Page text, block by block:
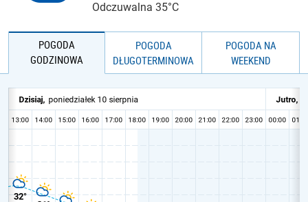
Odczuwalna 35°C
POGODA
GODZINOWA
POGODA
DŁUGOTERMINOWA
POGODA NA
WEEKEND